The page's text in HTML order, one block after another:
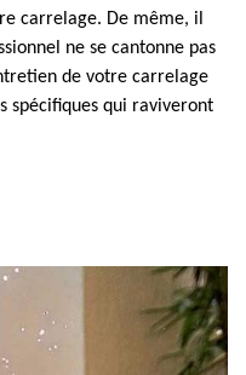
carrelage. De même, il
ne se cantonne pas
de votre carrelage
spécifiques qui raviveront